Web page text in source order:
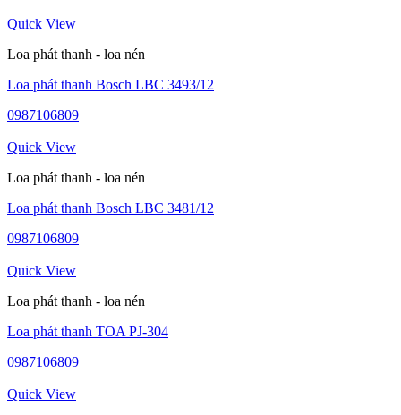
Quick View
Loa phát thanh - loa nén
Loa phát thanh Bosch LBC 3493/12
0987106809
Quick View
Loa phát thanh - loa nén
Loa phát thanh Bosch LBC 3481/12
0987106809
Quick View
Loa phát thanh - loa nén
Loa phát thanh TOA PJ-304
0987106809
Quick View